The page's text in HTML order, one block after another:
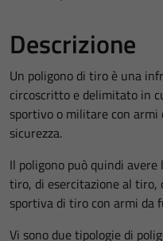
Descrizione
Un poligono di tiro è una
circoscritto e delimitato in
sportivo o militare con
sicurezza.
Il poligono può quindi
tiro, di esercitazione al tiro,
sportiva di tiro con armi da
Vi sono due tipologie di